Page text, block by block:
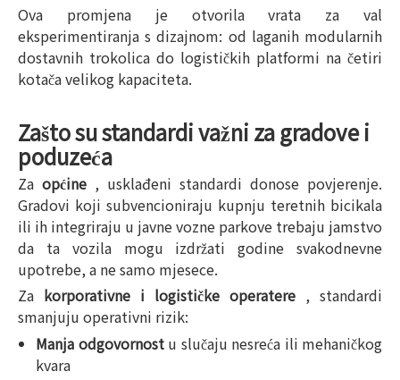
Ova promjena je otvorila vrata za val
eksperimentiranja s dizajnom: od laganih modularnih
dostavnih trokolica do logističkih platformi na četiri
kotača velikog kapaciteta.
Zašto su standardi važni za gradove i
poduzeća
Za općine , usklađeni standardi donose povjerenje.
Gradovi koji subvencioniraju kupnju teretnih bicikala
ili ih integriraju u javne vozne parkove trebaju jamstvo
da ta vozila mogu izdržati godine svakodnevne
upotrebe, a ne samo mjesece.
Za korporativne i logističke operatere , standardi
smanjuju operativni rizik:
Manja odgovornost u slučaju nesreća ili mehaničkog
kvara